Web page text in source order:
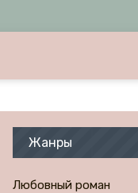
Жанры
Любовный роман